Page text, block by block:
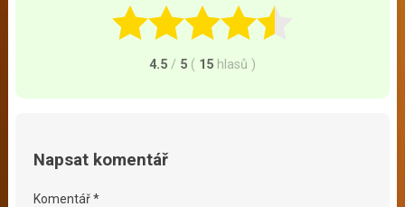
4.5 / 5 ( 15 hlasů )
Napsat komentář
Komentář *